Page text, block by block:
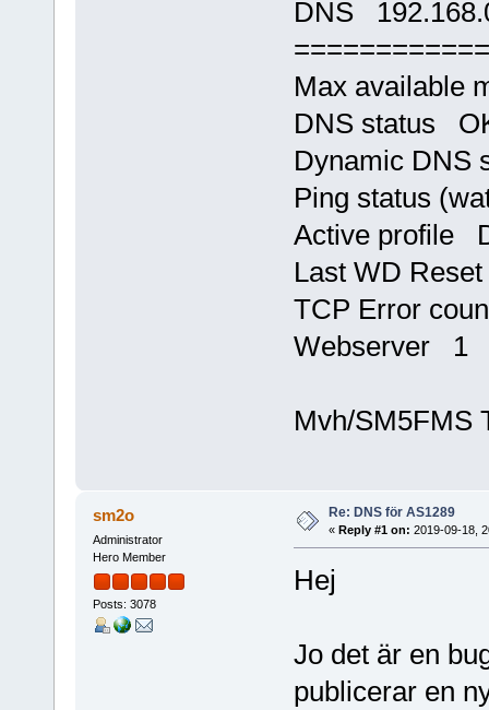
DNS
Max available
DNS status
Dynamic DNS
Ping status
Active profile
Last WD
TCP Error
Webserver 1
Mvh/SM5FMS
sm2o
Administrator
Hero Member
Posts: 3078
Re: DNS för AS1289
« Reply #1 on: 2019-09-18,
Hej
Jo det är en
publicerar en